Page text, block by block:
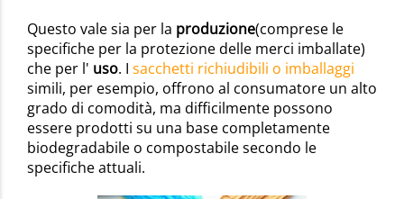
Questo vale sia per la produzione(comprese le
specifiche per la protezione delle merci imballate)
che per l' uso. I sacchetti richiudibili o imballaggi
simili, per esempio, offrono al consumatore un alto
grado di comodità, ma difficilmente possono
essere prodotti su una base completamente
biodegradabile o compostabile secondo le
specifiche attuali.